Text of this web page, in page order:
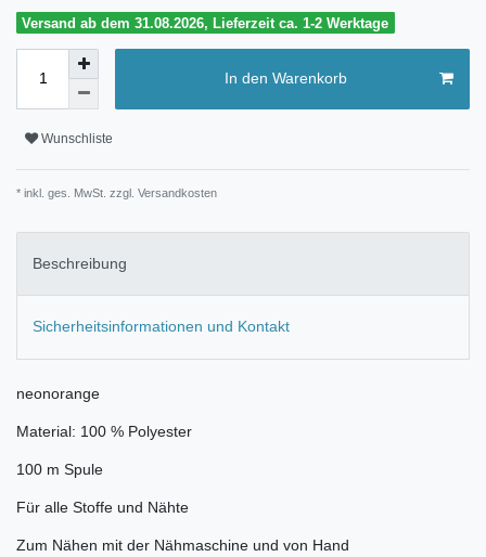
Versand ab dem 31.08.2026, Lieferzeit ca. 1-2 Werktage
In den Warenkorb
Wunschliste
* inkl. ges. MwSt. zzgl. Versandkosten
Beschreibung
Sicherheitsinformationen und Kontakt
neonorange
Material: 100 % Polyester
100 m Spule
Für alle Stoffe und Nähte
Zum Nähen mit der Nähmaschine und von Hand